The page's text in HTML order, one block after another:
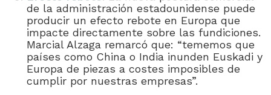
de la administración estadounidense puede
producir un efecto rebote en Europa que
impacte directamente sobre las fundiciones.
Marcial Alzaga remarcó que: “tememos que
países como China o India inunden Euskadi y
Europa de piezas a costes imposibles de
cumplir por nuestras empresas”.